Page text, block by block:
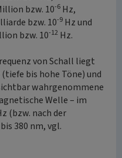
bzw. 10-6 Hz,
bzw. 10-9 Hz und
bzw. 10-12 Hz.
von Schall liegt
bis hohe Töne) und
wahrgenommene
Welle – im
(bzw. nach der
380 nm, vgl.